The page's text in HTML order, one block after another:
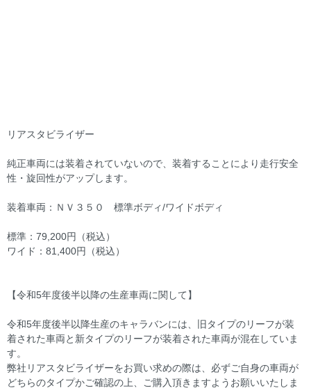
リアスタビライザー
純正車両には装着されていないので、装着することにより走行安全
性・旋回性がアップします。
装着車両：ＮＶ３５０ 標準ボディ/ワイドボディ
標準：79,200円（税込）
ワイド：81,400円（税込）
【令和5年度後半以降の生産車両に関して】
令和5年度後半以降生産のキャラバンには、旧タイプのリーフが装
着された車両と新タイプのリーフが装着された車両が混在していま
す。
弊社リアスタビライザーをお買い求めの際は、必ずご自身の車両が
どちらのタイプかご確認の上、ご購入頂きますようお願いいたしま